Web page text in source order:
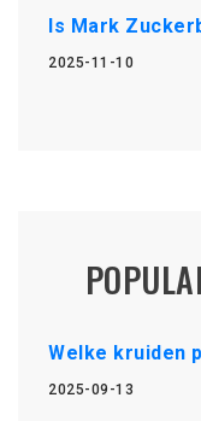
Is Mark
2025-11-10
Welke kruiden
2025-09-13